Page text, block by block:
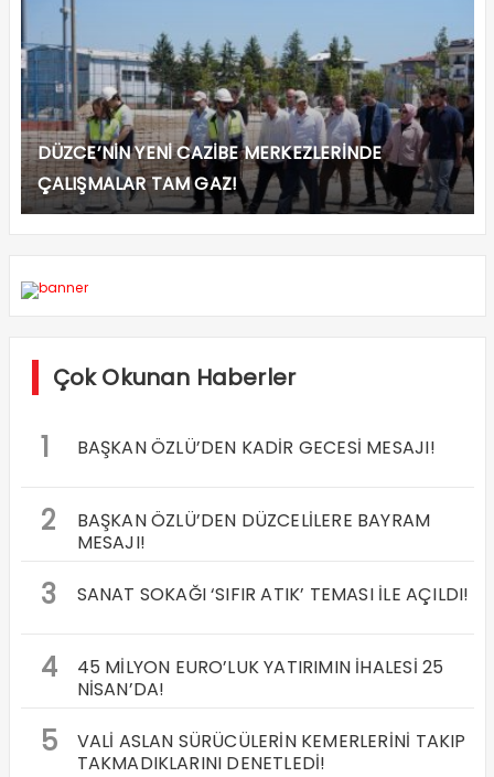
DÜZCE’NİN YENİ CAZİBE MERKEZLERİNDE
ÇALIŞMALAR TAM GAZ!
Çok Okunan Haberler
1 BAŞKAN ÖZLÜ’DEN KADİR GECESİ MESAJI!
2
BAŞKAN ÖZLÜ’DEN DÜZCELİLERE BAYRAM
MESAJI!
3 SANAT SOKAĞI ‘SIFIR ATIK’ TEMASI İLE AÇILDI!
4
45 MİLYON EURO’LUK YATIRIMIN İHALESİ 25
NİSAN’DA!
5
VALİ ASLAN SÜRÜCÜLERİN KEMERLERİNİ TAKIP
TAKMADIKLARINI DENETLEDİ!